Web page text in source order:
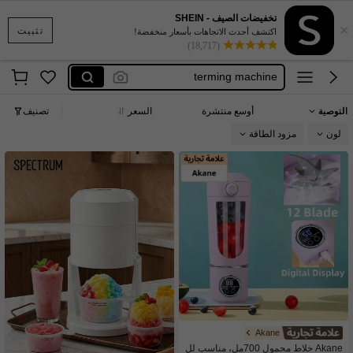
تثبيت ×
تخفيضات الصيف - SHEIN
اكتشف أحدث الاتجاهات بأسعار منخفضة!
(18,717)
triturador de hielo eléctrico frappé
icecream machine
terming machine
triturador de hielo eléctrico frappé
icecream machine
التوصية أوسع منتشرة السعر تصنيف
لون مزود الطاقة
Akane
Akane خلاط محمول 700مل، مناسب لل